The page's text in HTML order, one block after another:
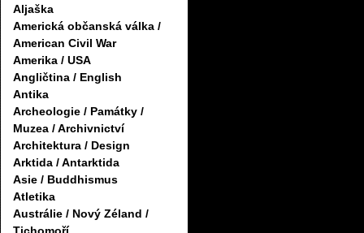
Aljaška
Americká občanská válka /
American Civil War
Amerika / USA
Angličtina / English
Antika
Archeologie / Památky /
Muzea / Archivnictví
Architektura / Design
Arktida / Antarktida
Asie / Buddhismus
Atletika
Austrálie / Nový Zéland /